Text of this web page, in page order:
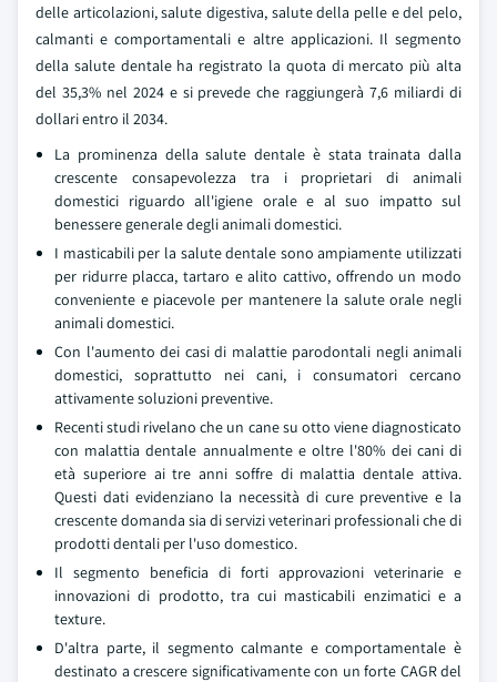
delle articolazioni, salute digestiva, salute della pelle e del pelo,
calmanti e comportamentali e altre applicazioni. Il segmento
della salute dentale ha registrato la quota di mercato più alta
del 35,3% nel 2024 e si prevede che raggiungerà 7,6 miliardi di
dollari entro il 2034.
La prominenza della salute dentale è stata trainata dalla
crescente consapevolezza tra i proprietari di animali
domestici riguardo all'igiene orale e al suo impatto sul
benessere generale degli animali domestici.
I masticabili per la salute dentale sono ampiamente utilizzati
per ridurre placca, tartaro e alito cattivo, offrendo un modo
conveniente e piacevole per mantenere la salute orale negli
animali domestici.
Con l'aumento dei casi di malattie parodontali negli animali
domestici, soprattutto nei cani, i consumatori cercano
attivamente soluzioni preventive.
Recenti studi rivelano che un cane su otto viene diagnosticato
con malattia dentale annualmente e oltre l'80% dei cani di
età superiore ai tre anni soffre di malattia dentale attiva.
Questi dati evidenziano la necessità di cure preventive e la
crescente domanda sia di servizi veterinari professionali che di
prodotti dentali per l'uso domestico.
Il segmento beneficia di forti approvazioni veterinarie e
innovazioni di prodotto, tra cui masticabili enzimatici e a
texture.
D'altra parte, il segmento calmante e comportamentale è
destinato a crescere significativamente con un forte CAGR del